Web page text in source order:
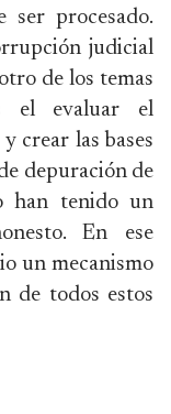
ser procesado.
judicial
de los temas
el evaluar el
crear las bases
depuración de
han tenido un
En ese
un mecanismo
de todos estos